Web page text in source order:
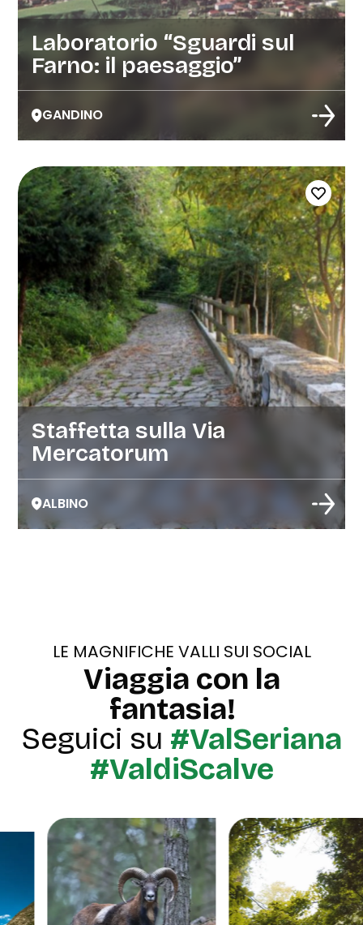
Laboratorio “Sguardi sul
Farno: il paesaggio”
GANDINO
Staffetta sulla Via
Mercatorum
ALBINO
LE MAGNIFICHE VALLI SUI SOCIAL
Viaggia con la
fantasia!
Seguici su #ValSeriana
#ValdiScalve